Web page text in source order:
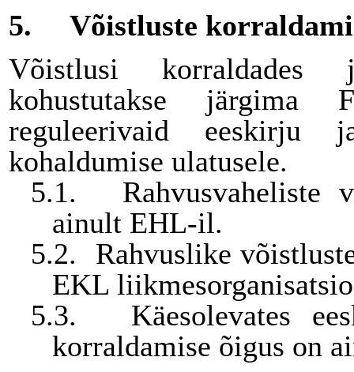
5.
Võistluste
Võistlusi korraldades
kohustutakse
reguleerivaid eeskirju
kohaldumise ulatusele.
5.1.
Rahvusvaheliste
ainult EHL-il.
5.2.
Rahvuslike
EKL
5.3.
Käesolevates
korraldamise õigus on